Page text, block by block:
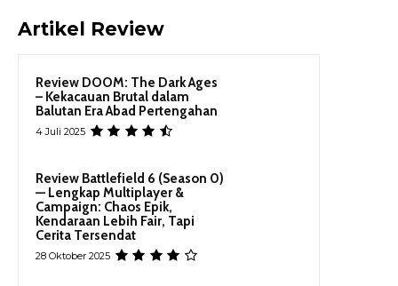
Artikel Review
Review DOOM: The Dark Ages
– Kekacauan Brutal dalam
Balutan Era Abad Pertengahan
4 Juli 2025
Review Battlefield 6 (Season 0)
— Lengkap Multiplayer &
Campaign: Chaos Epik,
Kendaraan Lebih Fair, Tapi
Cerita Tersendat
28 Oktober 2025